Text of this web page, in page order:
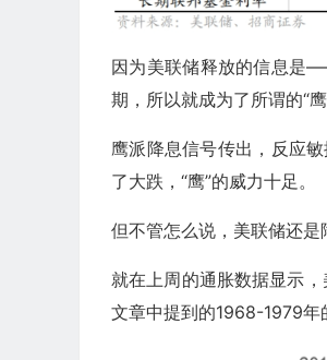
因为美联储释放的信息是
期，所以就成为了所谓的“鹰
鹰派降息信号传出，反应
了大跌，“鹰”的威力十足。
但不管怎么说，美联储还是
就在上周的通胀数据显示
文章中提到的1968-1979